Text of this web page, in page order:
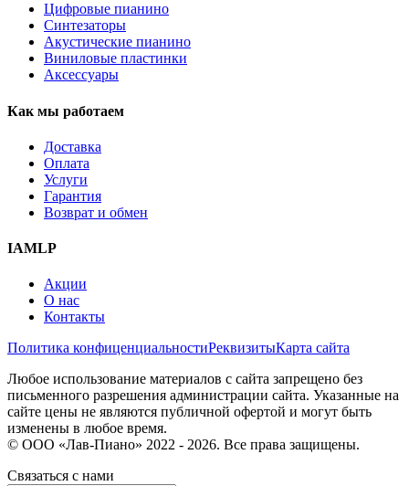
Цифровые пианино
Синтезаторы
Акустические пианино
Виниловые пластинки
Аксессуары
Как мы работаем
Доставка
Оплата
Услуги
Гарантия
Возврат и обмен
IAMLP
Акции
О нас
Контакты
Политика конфиценциальностиРеквизитыКарта сайта
Любое использование материалов с сайта запрещено без
письменного разрешения администрации сайта. Указанные на
сайте цены не являются публичной офертой и могут быть
изменены в любое время.
© ООО «Лав-Пиано» 2022 - 2026. Все права защищены.
Связаться с нами